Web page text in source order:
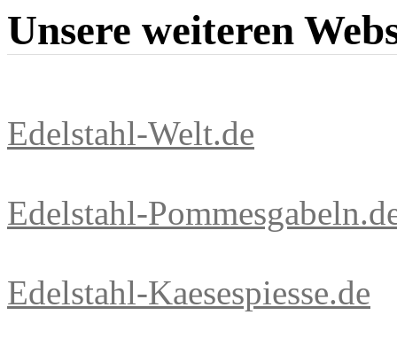
Unsere weiteren
Edelstahl-Welt.de
Edelstahl-
Edelstahl-Kaesespiesse.de